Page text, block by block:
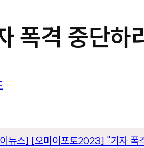
폭격 중단하
뉴스] [오마이포토2023] "가자 폭